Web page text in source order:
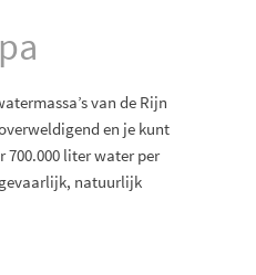
van de Rijn
en je kunt
700.000 liter water per
gevaarlijk, natuurlijk